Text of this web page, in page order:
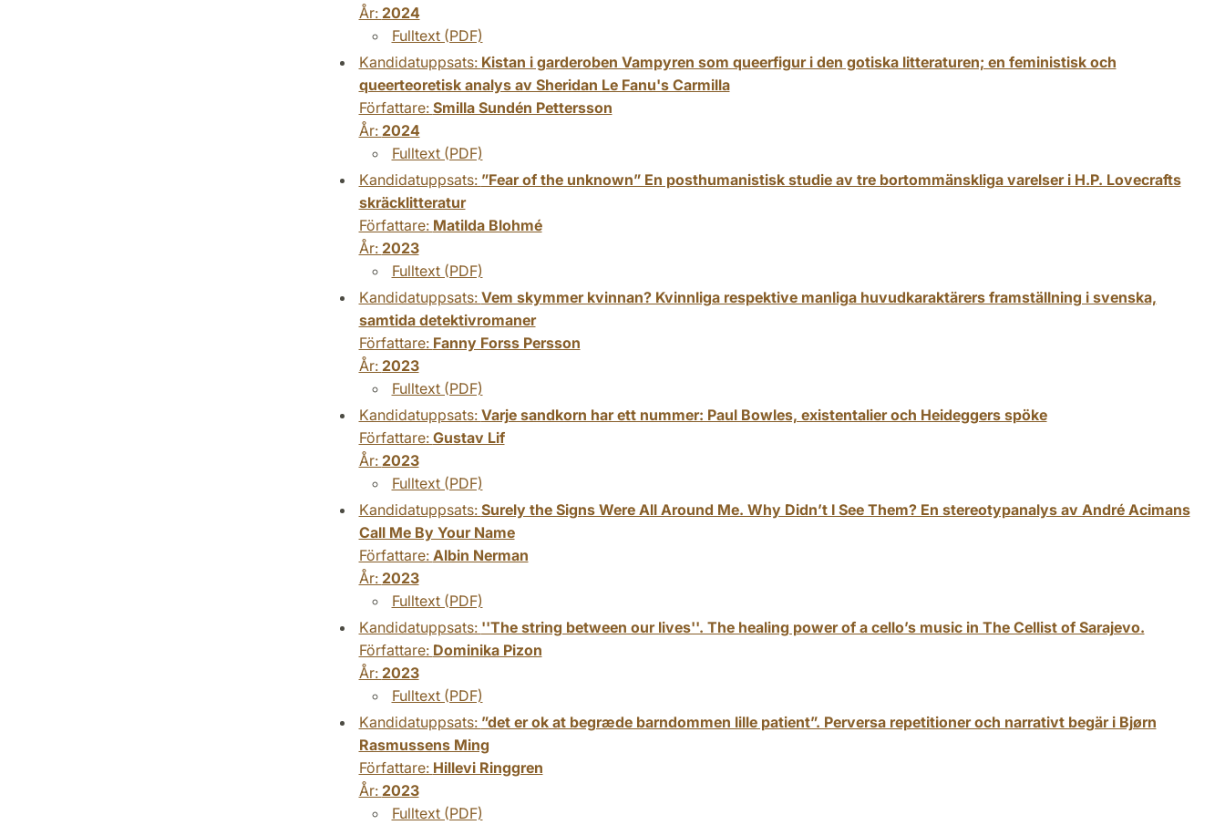
År: 2024
Fulltext (PDF)
Kandidatuppsats: Kistan i garderoben Vampyren som queerfigur i den gotiska litteraturen; en feministisk och
queerteoretisk analys av Sheridan Le Fanu's Carmilla
Författare: Smilla Sundén Pettersson
År: 2024
Fulltext (PDF)
Kandidatuppsats: ”Fear of the unknown” En posthumanistisk studie av tre bortommänskliga varelser i H.P. Lovecrafts
skräcklitteratur
Författare: Matilda Blohmé
År: 2023
Fulltext (PDF)
Kandidatuppsats: Vem skymmer kvinnan? Kvinnliga respektive manliga huvudkaraktärers framställning i svenska,
samtida detektivromaner
Författare: Fanny Forss Persson
År: 2023
Fulltext (PDF)
Kandidatuppsats: Varje sandkorn har ett nummer: Paul Bowles, existentalier och Heideggers spöke
Författare: Gustav Lif
År: 2023
Fulltext (PDF)
Kandidatuppsats: Surely the Signs Were All Around Me. Why Didn’t I See Them? En stereotypanalys av André Acimans
Call Me By Your Name
Författare: Albin Nerman
År: 2023
Fulltext (PDF)
Kandidatuppsats: ''The string between our lives''. The healing power of a cello’s music in The Cellist of Sarajevo.
Författare: Dominika Pizon
År: 2023
Fulltext (PDF)
Kandidatuppsats: ”det er ok at begræde barndommen lille patient”. Perversa repetitioner och narrativt begär i Bjørn
Rasmussens Ming
Författare: Hillevi Ringgren
År: 2023
Fulltext (PDF)